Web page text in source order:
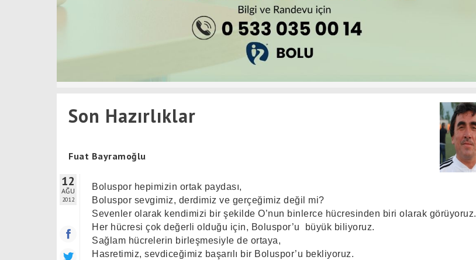
Son Hazırlıklar
Fuat Bayramoğlu
12
AĞU
2012
Boluspor hepimizin ortak paydası,
Boluspor sevgimiz, derdimiz ve gerçeğimiz değil mi?
Sevenler olarak kendimizi bir şekilde O’nun binlerce hücresinden biri olarak görüyoruz.
Her hücresi çok değerli olduğu için, Boluspor’u
büyük biliyoruz.
Sağlam hücrelerin birleşmesiyle de ortaya,
Hasretimiz, sevdiceğimiz başarılı bir Boluspor’u bekliyoruz.